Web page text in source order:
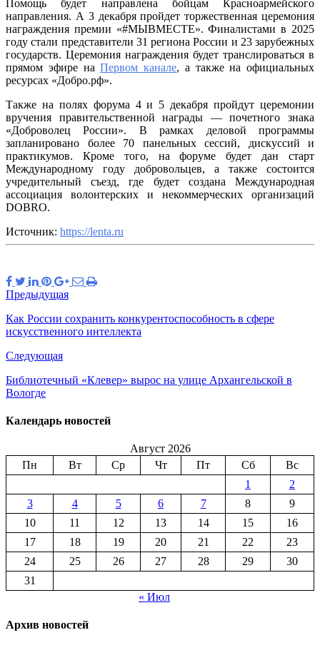
Помощь будет направлена бойцам Красноармейского
направления. А 3 декабря пройдет торжественная церемония
награждения премии «#МЫВМЕСТЕ». Финалистами в 2025
году стали представители 31 региона России и 23 зарубежных
государств. Церемония награждения будет транслироваться в
прямом эфире наПервом канале, а также на официальных
ресурсах «Добро.рф».
Также на полях форума 4 и 5 декабря пройдут церемонии
вручения правительственной награды — почетного знака
«Доброволец России». В рамках деловой программы
запланировано более 70 панельных сессий, дискуссий и
практикумов. Кроме того, на форуме будет дан старт
Международному году добровольцев, а также состоится
учредительный съезд, где будет создана Международная
ассоциация волонтерских и некоммерческих организаций
DOBRO.
Источник: https://lenta.ru
Предыдущая
Как России сохранить конкурентоспособность в сфере
искусственного интеллекта
Следующая
Библиотечный «Клевер» вырос на улице Архангельской в
Вологде
Календарь новостей
Август 2026
Пн
Вт Ср Чт Пт Сб
Вс
1
2
3
4 5 6 7 8
9
10
11 12 13 14 15
16
17
18 19 20 21 22
23
24
25 26 27 28 29
30
31
« Июл
Архив новостей